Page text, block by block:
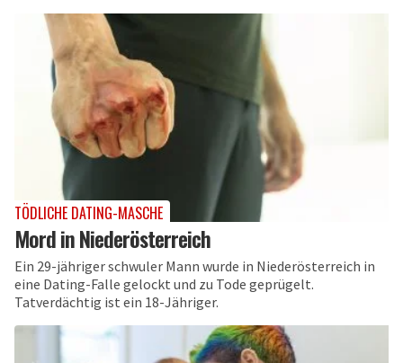
TÖDLICHE DATING-MASCHE
Mord in Niederösterreich
Ein 29-jähriger schwuler Mann wurde in Niederösterreich in
eine Dating-Falle gelockt und zu Tode geprügelt.
Tatverdächtig ist ein 18-Jähriger.